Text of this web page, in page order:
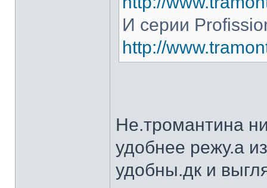
И серии
http://
Не.тромантина
удобнее режу.а
удобны.дк и